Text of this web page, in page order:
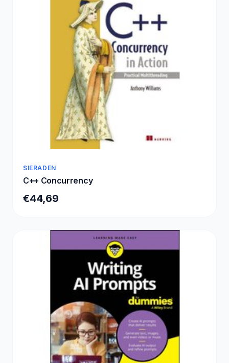
SIERADEN
C++ Concurrency
€44,69